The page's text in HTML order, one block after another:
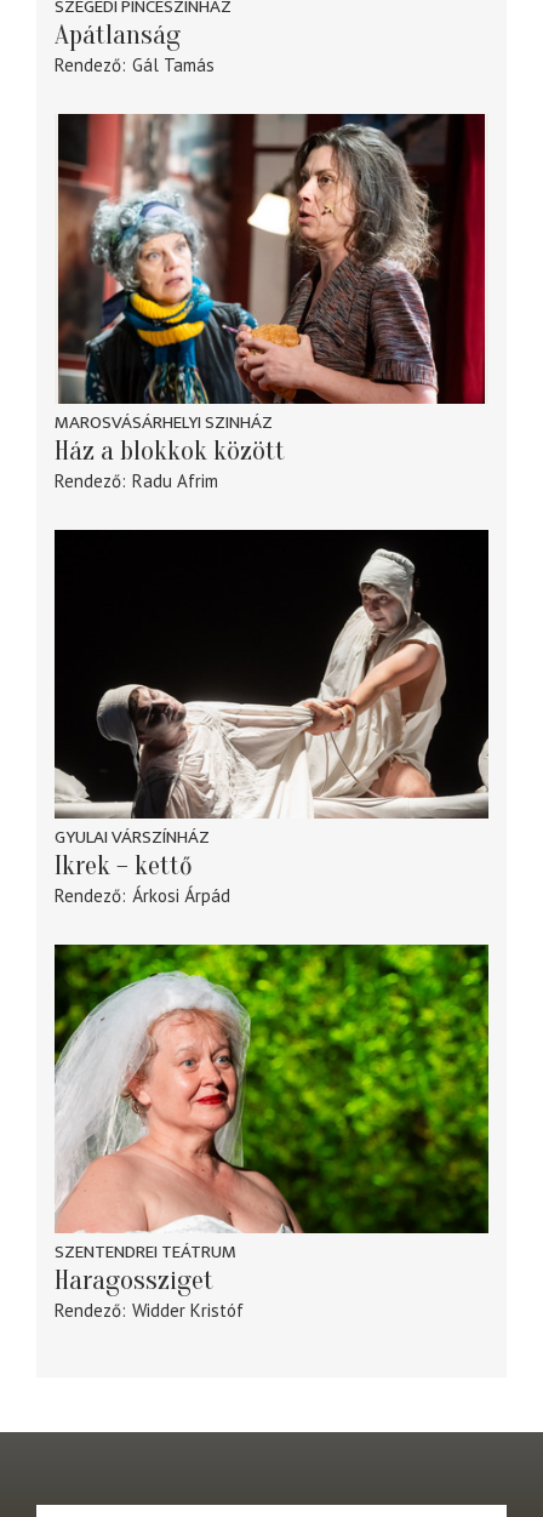
SZEGEDI PINCESZÍNHÁZ
Apátlanság
Rendező Gál Tamás
MAROSVÁSÁRHELYI SZINHÁZ
Ház a blokkok között
Rendező Radu Afrim
GYULAI VÁRSZÍNHÁZ
Ikrek – kettő
Rendező Árkosi Árpád
SZENTENDREI TEÁTRUM
Haragossziget
Rendező Widder Kristóf